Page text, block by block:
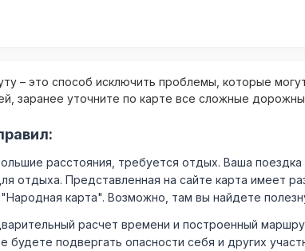
– это способ исключить проблемы, которые
заранее уточните по карте все сложные
расстояния, требуется отдых. Ваша поездка
отдыха. Представленная на сайте карта имеет
карта". Возможно, там вы найдете
расчет времени и построенный
будете подвергать опасности себя и других